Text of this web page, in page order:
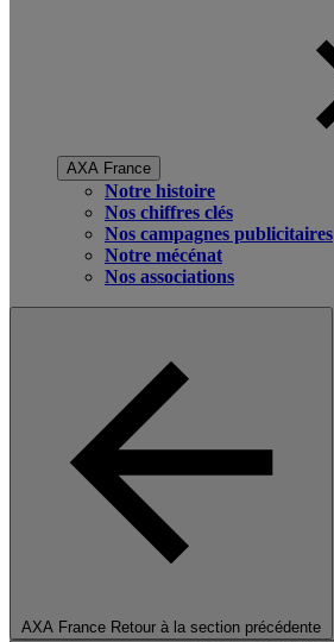
AXA France
Notre histoire
Nos chiffres clés
Nos campagnes publicitaires
Notre mécénat
Nos associations
AXA France Retour à la section précédente